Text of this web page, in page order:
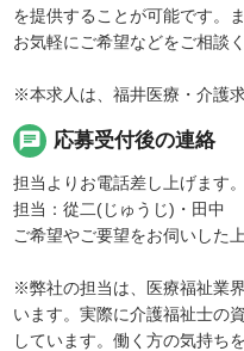
を提供することが可能です。
お気軽にご希望などをご相談く
※本求人は、福井医療・介護
chat 応募受付後の連絡
担当よりお電話差し上げます。
担当：從二(じゅうじ)・田中
ご希望やご要望をお伺いした
※弊社の担当は、医療福祉業
います。実際に介護福祉士の
しています。働く方の気持ち